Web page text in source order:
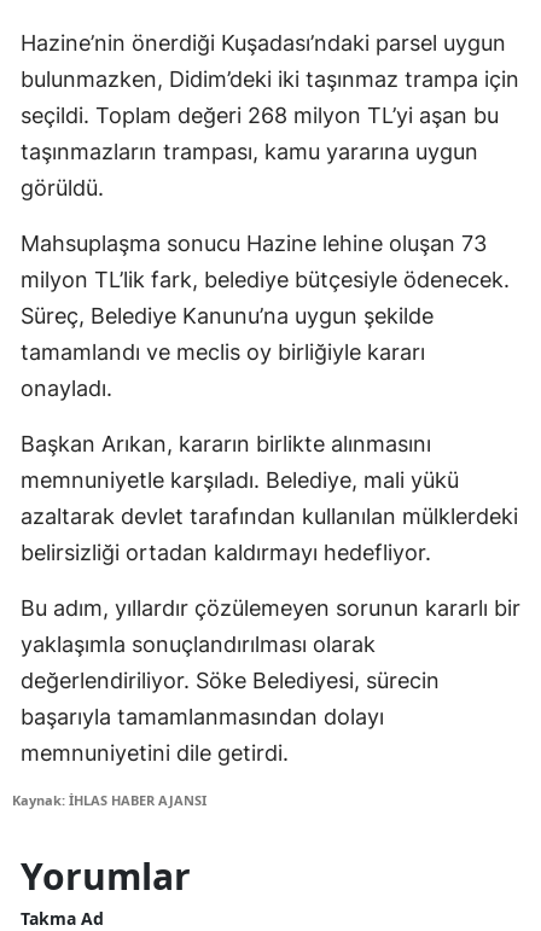
Hazine’nin önerdiği Kuşadası’ndaki parsel uygun
bulunmazken, Didim’deki iki taşınmaz trampa için
seçildi. Toplam değeri 268 milyon TL’yi aşan bu
taşınmazların trampası, kamu yararına uygun
görüldü.
Mahsuplaşma sonucu Hazine lehine oluşan 73
milyon TL’lik fark, belediye bütçesiyle ödenecek.
Süreç, Belediye Kanunu’na uygun şekilde
tamamlandı ve meclis oy birliğiyle kararı
onayladı.
Başkan Arıkan, kararın birlikte alınmasını
memnuniyetle karşıladı. Belediye, mali yükü
azaltarak devlet tarafından kullanılan mülklerdeki
belirsizliği ortadan kaldırmayı hedefliyor.
Bu adım, yıllardır çözülemeyen sorunun kararlı bir
yaklaşımla sonuçlandırılması olarak
değerlendiriliyor. Söke Belediyesi, sürecin
başarıyla tamamlanmasından dolayı
memnuniyetini dile getirdi.
Kaynak: İHLAS HABER AJANSI
Yorumlar
Takma Ad